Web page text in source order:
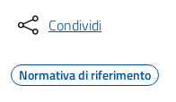
Condividi
Normativa di riferimento